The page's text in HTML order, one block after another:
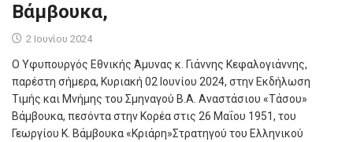
Βάμβουκα,
2 Ιουνίου 2024
Ο Υφυπουργός Εθνικής Άμυνας κ. Γιάννης Κεφαλογιάννης,
παρέστη σήμερα, Κυριακή 02 Ιουνίου 2024, στην Εκδήλωση
Τιμής και Μνήμης του Σμηναγού Β.Α. Αναστάσιου «Τάσου»
Βάμβουκα, πεσόντα στην Κορέα στις 26 Μαΐου 1951, του
Γεωργίου Κ. Βάμβουκα «Κριάρη»Στρατηγού του Ελληνικού